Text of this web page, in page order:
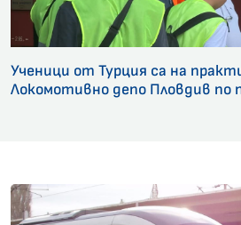
Ученици от Турция са на
Локомотивно депо Пловдив по